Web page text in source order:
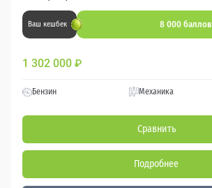
Ваш кешбек 8 000 баллов
1 302 000 ₽
Бензин Механика
Сравнить
Подробнее